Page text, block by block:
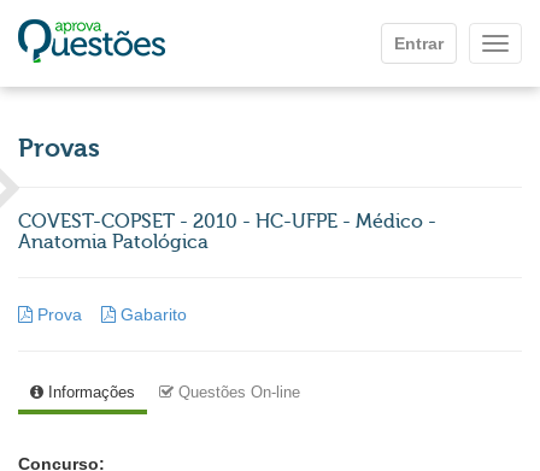
Entrar
Provas
COVEST-COPSET - 2010 - HC-UFPE - Médico -
Anatomia Patológica
Prova Gabarito
Informações Questões On-line
Concurso: